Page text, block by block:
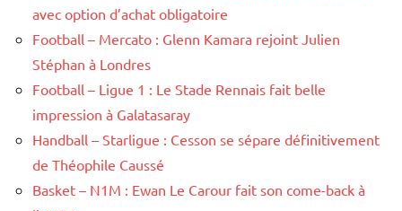
avec option d’achat obligatoire
Football – Mercato : Glenn Kamara rejoint Julien
Stéphan à Londres
Football – Ligue 1 : Le Stade Rennais fait belle
impression à Galatasaray
Handball – Starligue : Cesson se sépare définitivement
de Théophile Caussé
Basket – N1M : Ewan Le Carour fait son come-back à